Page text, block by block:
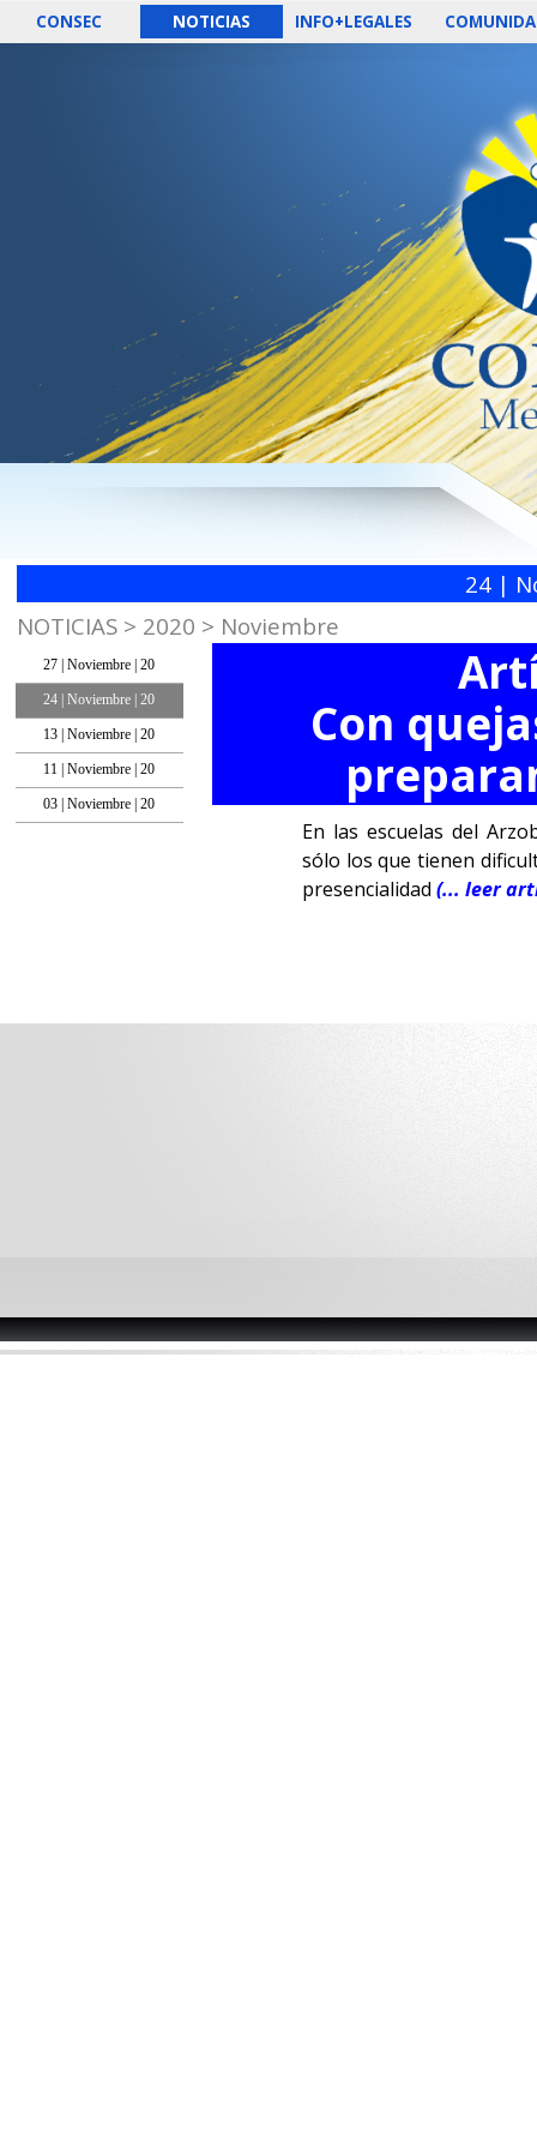
CONSEC NOTICIAS INFO+LEGALES
24 |
NOTICIAS > 2020 > Noviembre
27 | Noviembre | 20
24 | Noviembre | 20
13 | Noviembre | 20
11 | Noviembre | 20
03 | Noviembre | 20
Con
En las escuelas del
sólo los que tienen
presencialidad (... leer